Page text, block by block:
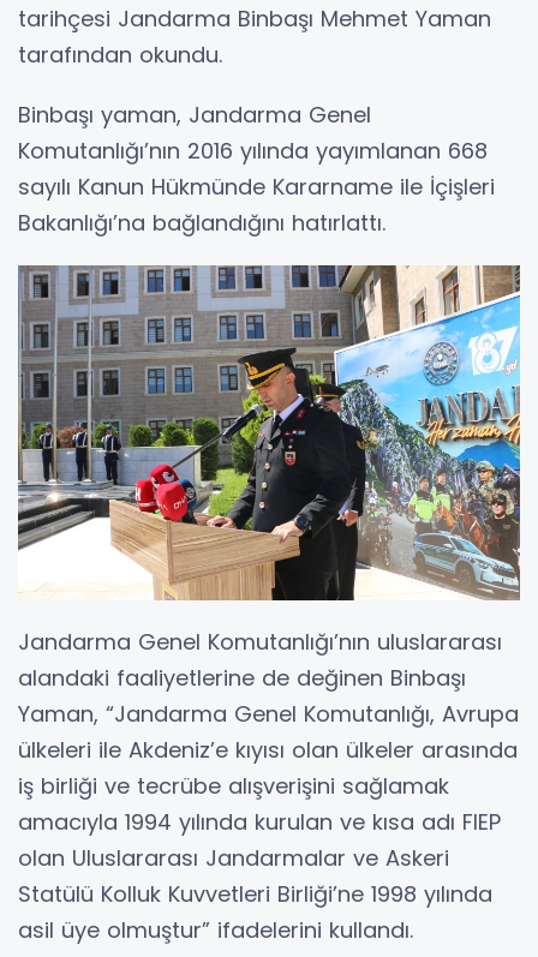
tarihçesi Jandarma Binbaşı Mehmet Yaman
tarafından okundu.
Binbaşı yaman, Jandarma Genel
Komutanlığı’nın 2016 yılında yayımlanan 668
sayılı Kanun Hükmünde Kararname ile İçişleri
Bakanlığı’na bağlandığını hatırlattı.
Jandarma Genel Komutanlığı’nın uluslararası
alandaki faaliyetlerine de değinen Binbaşı
Yaman, “Jandarma Genel Komutanlığı, Avrupa
ülkeleri ile Akdeniz’e kıyısı olan ülkeler arasında
iş birliği ve tecrübe alışverişini sağlamak
amacıyla 1994 yılında kurulan ve kısa adı FIEP
olan Uluslararası Jandarmalar ve Askeri
Statülü Kolluk Kuvvetleri Birliği’ne 1998 yılında
asil üye olmuştur” ifadelerini kullandı.